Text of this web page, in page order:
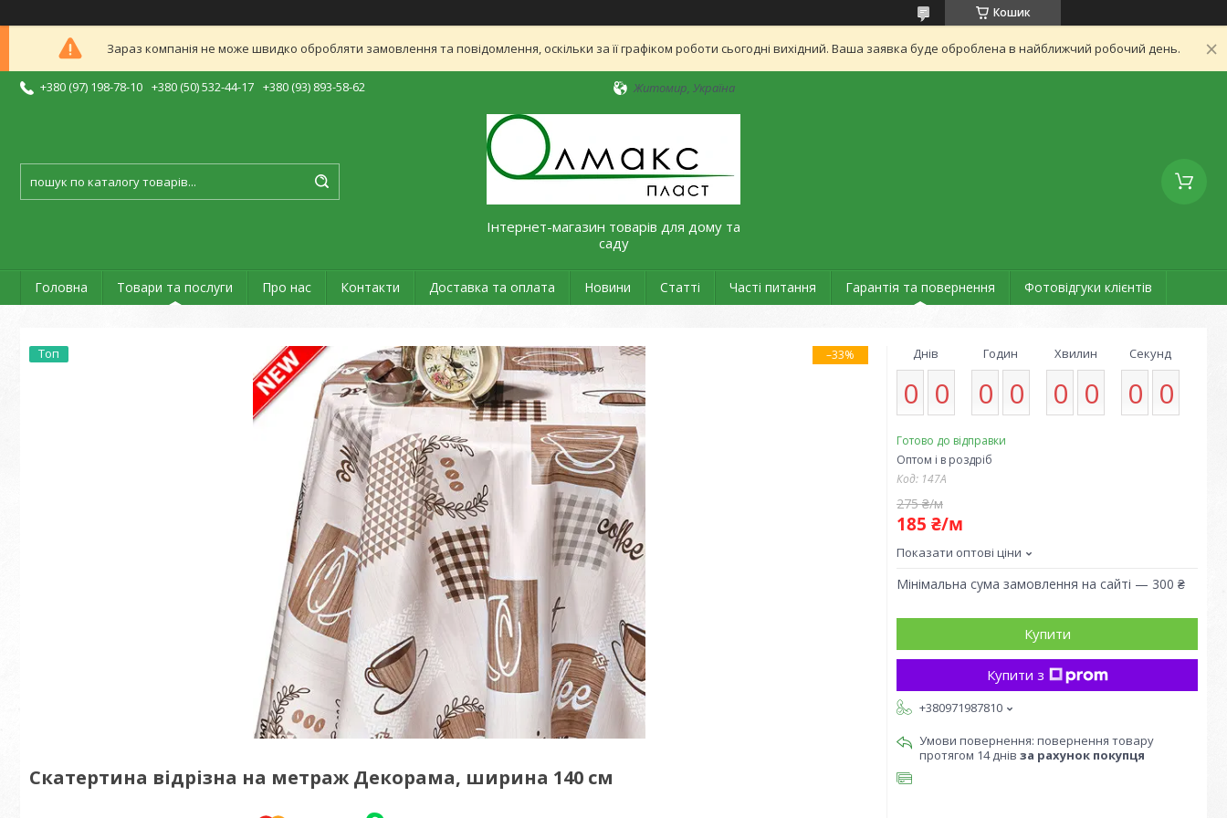
Кошик
Зараз компанія не може швидко обробляти замовлення та повідомлення, оскільки за її графіком роботи сьогодні вихідний. Ваша заявка буде оброблена в найближчий робочий день.
+380 (97) 198-78-10 +380 (50) 532-44-17 +380 (93) 893-58-62 Житомир, Україна
Інтернет-магазин товарів для дому та
саду
Головна Товари та послуги Про нас Контакти Доставка та оплата Новини Статті Часті питання Гарантія та повернення Фотовідгуки клієнтів
Топ –33%
Скатертина відрізна на метраж Декорама, ширина 140 см
Днів
0 0
Годин
0 0
Хвилин
0 0
Секунд
0 0
Готово до відправки
Оптом і в роздріб
Код: 147A
275 ₴/м
185 ₴/м
Показати оптові ціни
Мінімальна сума замовлення на сайті — 300 ₴
Купити
Купити з
+380971987810
повернення товару
протягом 14 днів за рахунок покупця